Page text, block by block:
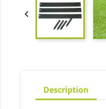

Description